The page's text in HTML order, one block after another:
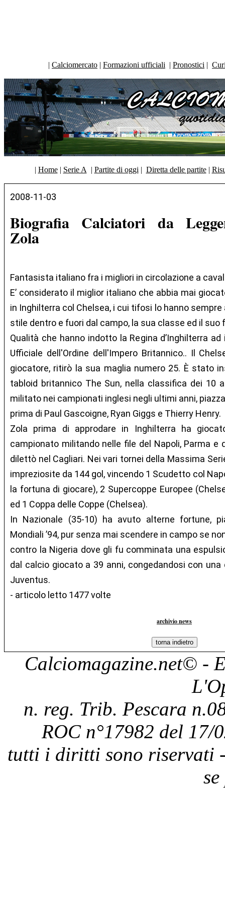
| Calciomercato | Formazioni ufficiali | Pronostici |
| Home| Serie A | Partite di oggi | Diretta delle partite|
2008-11-03
Biografia Calciatori da
Zola
Fantasista italiano fra i migliori in circolazione a
E’ considerato il miglior italiano che abbia mai
in Inghilterra col Chelsea, i cui tifosi lo hanno
stile dentro e fuori dal campo, la sua classe ed il suo
Qualità che hanno indotto la Regina d’Inghilterra
Ufficiale dell'Ordine dell'Impero Britannico.. Il
giocatore, ritirò la sua maglia numero 25. È stato
tabloid britannico The Sun, nella classifica dei 10
militato nei campionati inglesi negli ultimi anni,
prima di Paul Gascoigne, Ryan Giggs e Thierry Henry.
Zola prima di approdare in Inghilterra ha
campionato militando nelle file del Napoli, Parma e
dilettò nel Cagliari. Nei vari tornei della Massima
impreziosite da 144 gol, vincendo 1 Scudetto col
la fortuna di giocare), 2 Supercoppe Europee
ed 1 Coppa delle Coppe (Chelsea).
In Nazionale (35-10) ha avuto alterne fortune,
Mondiali ’94, pur senza mai scendere in campo se
contro la Nigeria dove gli fu comminata una
dal calcio giocato a 39 anni, congedandosi con una
Juventus.
- articolo letto 1477 volte
archivio news
Calciomagazine.net© -
n. reg. Trib. Pescara
ROC n°17982 del 17/
tutti i diritti sono riservati